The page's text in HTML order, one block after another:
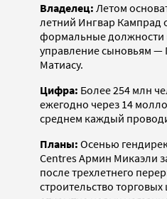
Владелец: Летом
летний Ингвар Кампрад
формальные должности
управление сыновьям —
Матиасу.
Цифра: Более 254 млн
ежегодно через 14
среднем каждый
Планы: Осенью
Centres Армин Микаэли
после трехлетнего
строительство торговых